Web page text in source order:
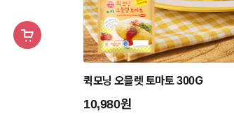
장
바
퀵모닝 오믈렛 토마토 300G
10,980원